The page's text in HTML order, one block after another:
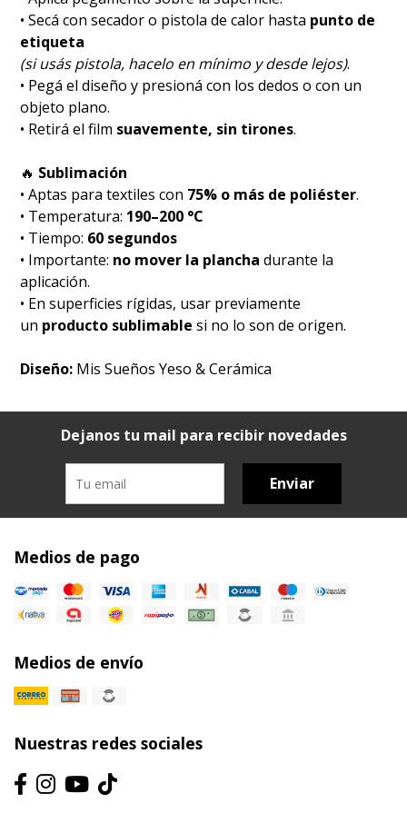
• Secá con secador o pistola de calor hasta punto de
etiqueta
(si usás pistola, hacelo en mínimo y desde lejos).
• Pegá el diseño y presioná con los dedos o con un
objeto plano.
• Retirá el film suavemente, sin tirones.
🔥 Sublimación
• Aptas para textiles con 75% o más de poliéster.
• Temperatura: 190–200 °C
• Tiempo: 60 segundos
• Importante: no mover la plancha durante la
aplicación.
• En superficies rígidas, usar previamente
un producto sublimable si no lo son de origen.
Diseño: Mis Sueños Yeso & Cerámica
Dejanos tu mail para recibir novedades
Enviar
Medios de pago
Medios de envío
Nuestras redes sociales